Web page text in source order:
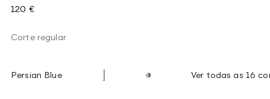
120 €
Corte regular
Persian Blue Ver todas as 16